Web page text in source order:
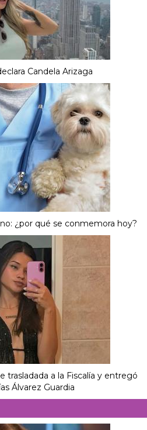
Candela Arizaga
¿por qué se conmemora hoy?
trasladada a la Fiscalía y entregó
Álvarez Guardia